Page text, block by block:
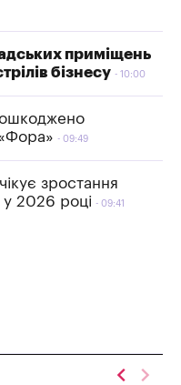
приміщень
бізнесу
10:00
09:49
зростання
у 2026 році
09:41